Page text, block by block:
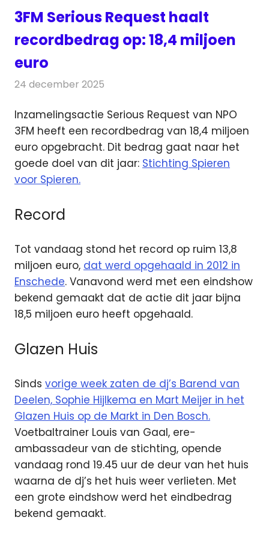
3FM Serious Request haalt
recordbedrag op: 18,4 miljoen
euro
24 december 2025
Inzamelingsactie Serious Request van NPO
3FM heeft een recordbedrag van 18,4 miljoen
euro opgebracht. Dit bedrag gaat naar het
goede doel van dit jaar: Stichting Spieren
voor Spieren.
Record
Tot vandaag stond het record op ruim 13,8
miljoen euro, dat werd opgehaald in 2012 in
Enschede. Vanavond werd met een eindshow
bekend gemaakt dat de actie dit jaar bijna
18,5 miljoen euro heeft opgehaald.
Glazen Huis
Sinds vorige week zaten de dj’s Barend van
Deelen, Sophie Hijlkema en Mart Meijer in het
Glazen Huis op de Markt in Den Bosch.
Voetbaltrainer Louis van Gaal, ere-
ambassadeur van de stichting, opende
vandaag rond 19.45 uur de deur van het huis
waarna de dj’s het huis weer verlieten. Met
een grote eindshow werd het eindbedrag
bekend gemaakt.